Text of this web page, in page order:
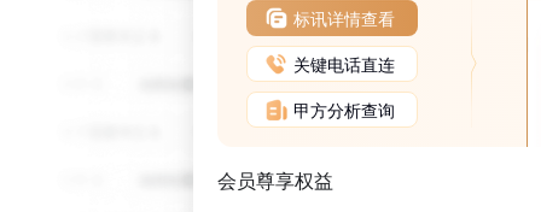
标讯详情查看
关键电话直连
甲方分析查询
会员尊享权益